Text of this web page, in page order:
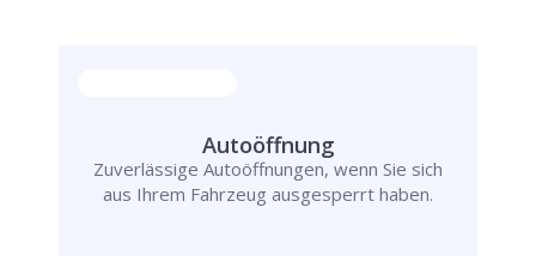
Autoöffnung
Zuverlässige Autoöffnungen, wenn Sie sich
aus Ihrem Fahrzeug ausgesperrt haben.